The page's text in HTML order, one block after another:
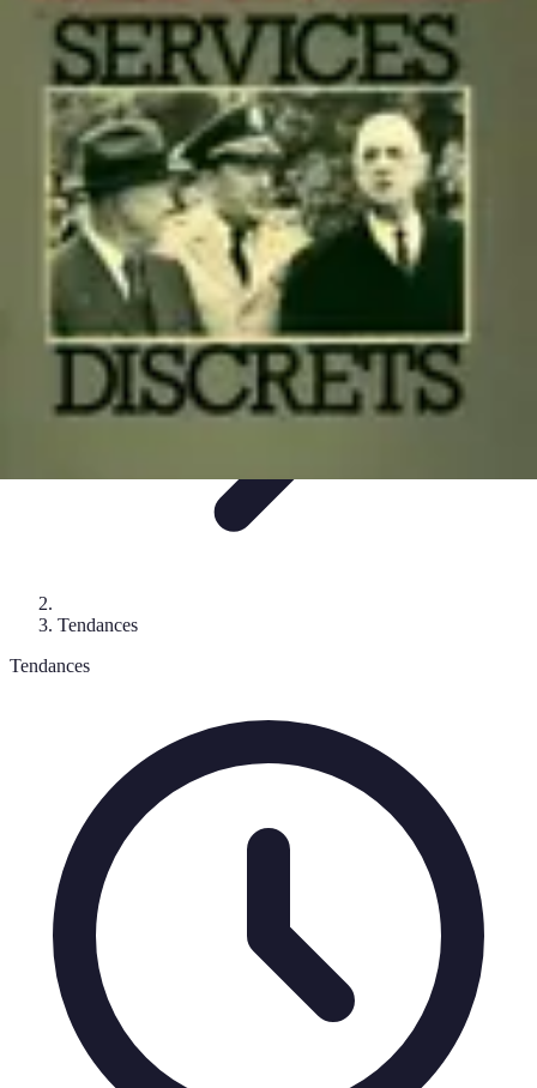
Services Mémoriaux
PersonnalisationRituels et discours Conseils pratiquesRituels et
TraditionsListes & Conseils
Services Mémoriaux
Tendances
Tendances